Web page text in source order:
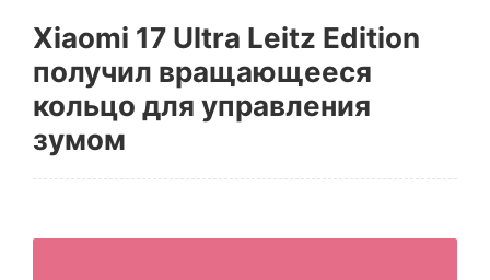
Xiaomi 17 Ultra Leitz Edition
получил вращающееся
кольцо для управления
зумом